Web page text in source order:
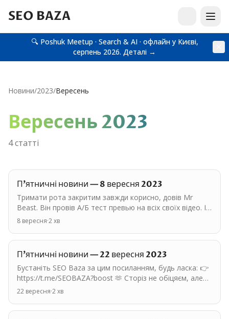
SEO BAZA
🔍 Poshuk Meetup · Search & AI · офлайн у Києві,
серпень 2026. Деталі →
Новини/2023/Вересень
Вересень2023
4статті
П'ятничні новини — 8 вересня 2023
Тримати рота закритим завжди корисно, довів Mr
Beast. Він провів А/Б тест превью на всіх своїх відео. І
ті, де у нього був закритий рот, дивились значно…
8 вересня·2хв
П'ятничні новини — 22 вересня 2023
Бустаніть SEO Baza за цим посиланням, будь ласка: 👉
https://t.me/SEOBAZA?boost 🫶 Сторіз не обіцяєм, але
якщо 10 людей бустане, то у нас буде +15 захисту від…
22 вересня·2хв